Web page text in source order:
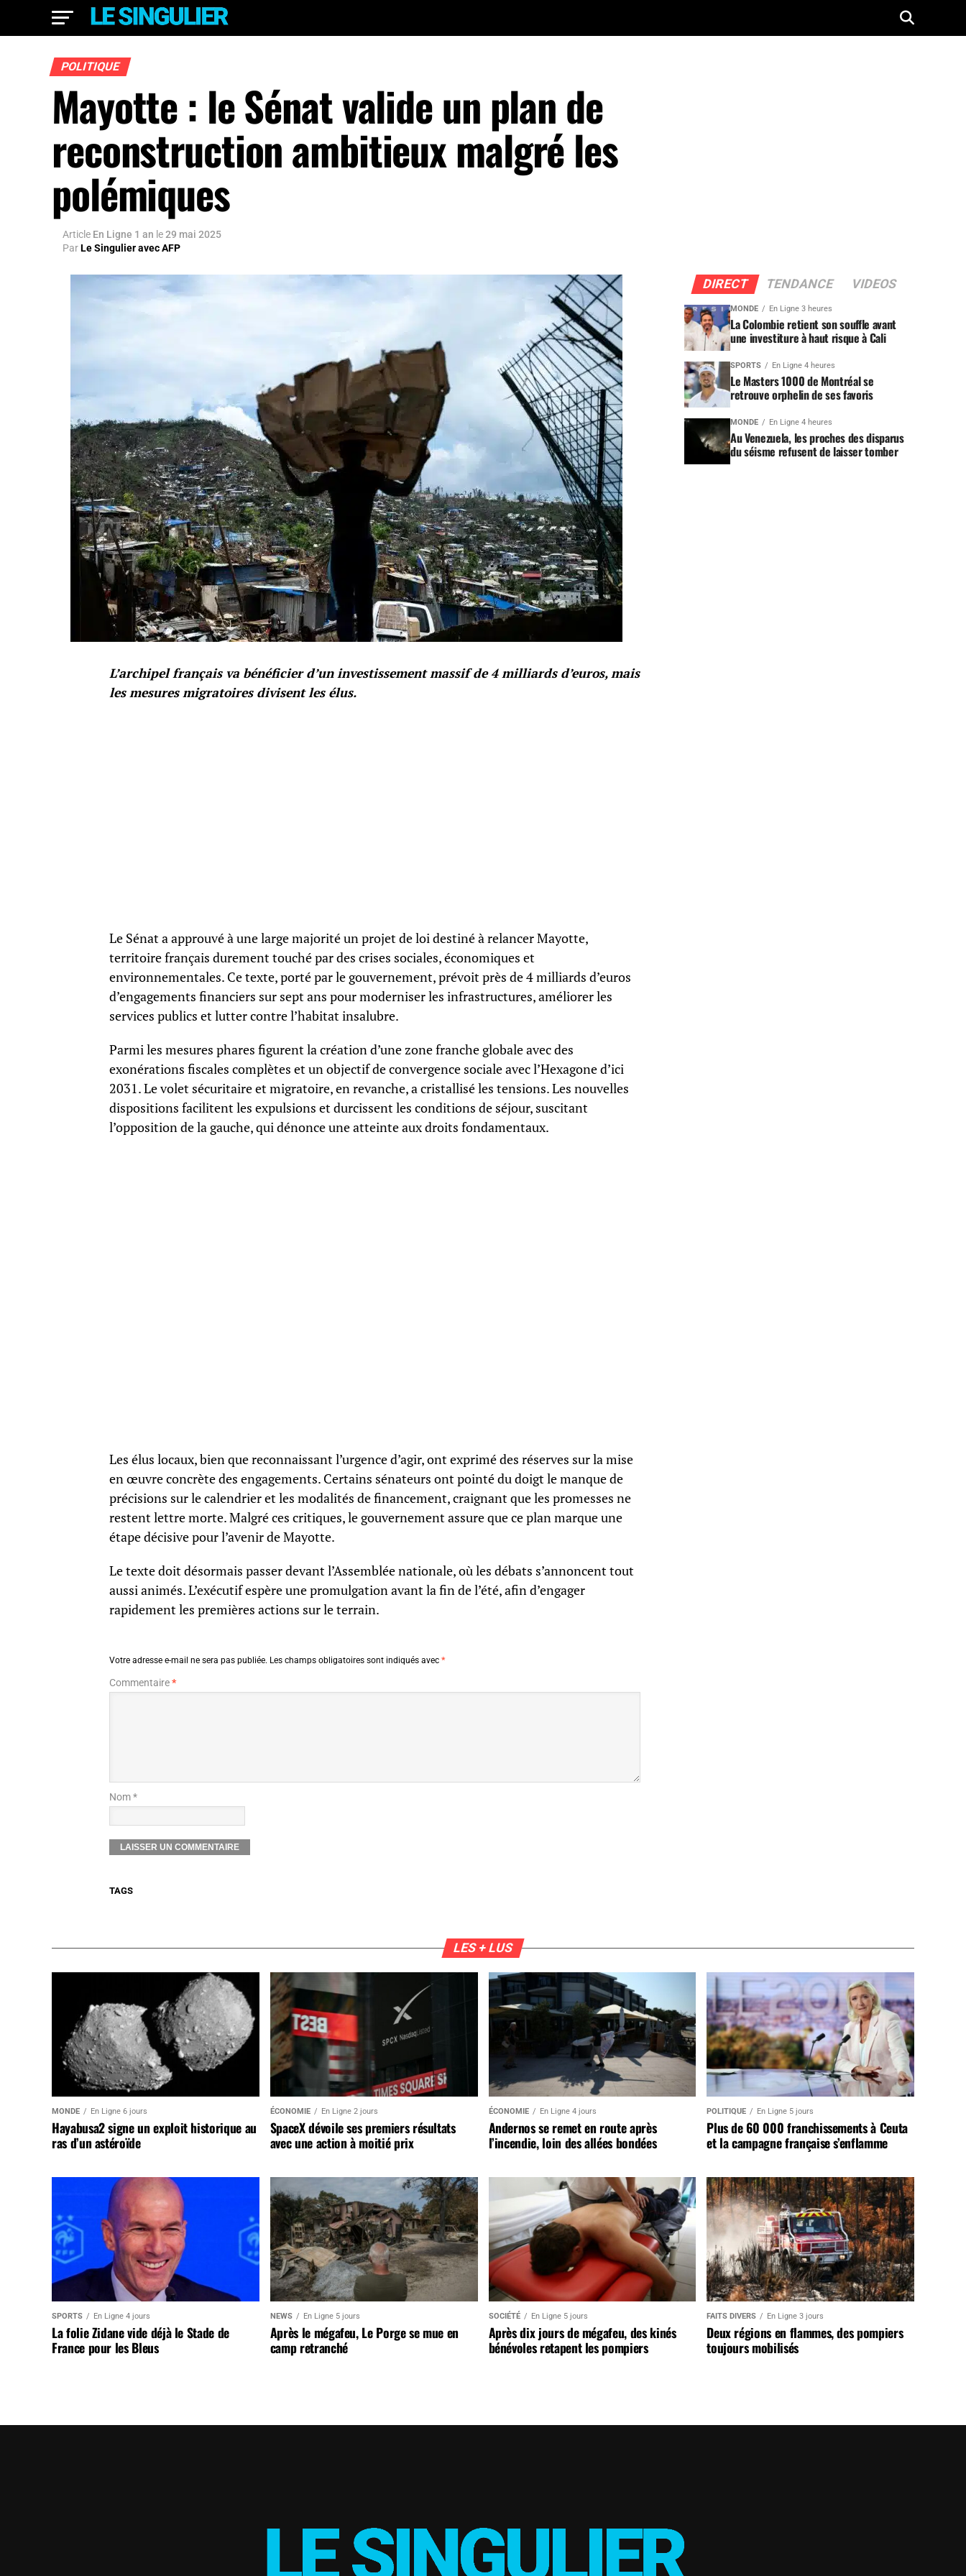
POLITIQUE
Mayotte : le Sénat valide un plan de
reconstruction ambitieux malgré les
polémiques
Article En Ligne 1 an le29 mai 2025
ParLe Singulier avec AFP
L’archipel français va bénéficier d’un investissement massif de 4 milliards d’euros, mais
les mesures migratoires divisent les élus.
Le Sénat a approuvé à une large majorité un projet de loi destiné à relancer Mayotte,
territoire français durement touché par des crises sociales, économiques et
environnementales. Ce texte, porté par le gouvernement, prévoit près de 4 milliards d’euros
d’engagements financiers sur sept ans pour moderniser les infrastructures, améliorer les
services publics et lutter contre l’habitat insalubre.
Parmi les mesures phares figurent la création d’une zone franche globale avec des
exonérations fiscales complètes et un objectif de convergence sociale avec l’Hexagone d’ici
2031. Le volet sécuritaire et migratoire, en revanche, a cristallisé les tensions. Les nouvelles
dispositions facilitent les expulsions et durcissent les conditions de séjour, suscitant
l’opposition de la gauche, qui dénonce une atteinte aux droits fondamentaux.
Les élus locaux, bien que reconnaissant l’urgence d’agir, ont exprimé des réserves sur la mise
en œuvre concrète des engagements. Certains sénateurs ont pointé du doigt le manque de
précisions sur le calendrier et les modalités de financement, craignant que les promesses ne
restent lettre morte. Malgré ces critiques, le gouvernement assure que ce plan marque une
étape décisive pour l’avenir de Mayotte.
Le texte doit désormais passer devant l’Assemblée nationale, où les débats s’annoncent tout
aussi animés. L’exécutif espère une promulgation avant la fin de l’été, afin d’engager
rapidement les premières actions sur le terrain.
Votre adresse e-mail ne sera pas publiée. Les champs obligatoires sont indiqués avec *
Commentaire*
Nom *
TAGS
DIRECT TENDANCE VIDEOS
MONDE En Ligne 3 heures
La Colombie retient son souffle avant
une investiture à haut risque à Cali
SPORTS En Ligne 4 heures
Le Masters 1000 de Montréal se
retrouve orphelin de ses favoris
MONDE En Ligne 4 heures
Au Venezuela, les proches des disparus
du séisme refusent de laisser tomber
LES + LUS
MONDE En Ligne 6 jours
Hayabusa2 signe un exploit historique au
ras d’un astéroïde
ÉCONOMIE En Ligne 2 jours
SpaceX dévoile ses premiers résultats
avec une action à moitié prix
ÉCONOMIE En Ligne 4 jours
Andernos se remet en route après
l’incendie, loin des allées bondées
POLITIQUE En Ligne 5 jours
Plus de 60 000 franchissements à Ceuta
et la campagne française s’enflamme
SPORTS En Ligne 4 jours
La folie Zidane vide déjà le Stade de
France pour les Bleus
NEWS En Ligne 5 jours
Après le mégafeu, Le Porge se mue en
camp retranché
SOCIÉTÉ En Ligne 5 jours
Après dix jours de mégafeu, des kinés
bénévoles retapent les pompiers
FAITS DIVERS En Ligne 3 jours
Deux régions en flammes, des pompiers
toujours mobilisés